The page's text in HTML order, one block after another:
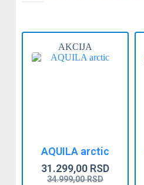
AKCIJA
AQUILA arctic
34.999,00RSD
31.299,00 RSD